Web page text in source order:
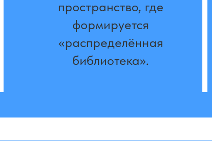
пространство, где
формируется
«распределённая
библиотека».